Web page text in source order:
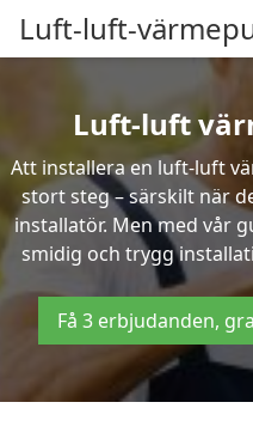
Luft-luft-
Luft-luft
Att installera en luft-luft
stort steg – särskilt när
installatör. Men med vår
smidig och trygg
Få 3 erbjudanden,